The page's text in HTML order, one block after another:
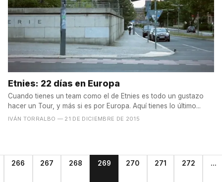
Etnies: 22 días en Europa
Cuando tienes un team como el de Etnies es todo un gustazo
hacer un Tour, y más si es por Europa. Aquí tienes lo último...
IVÁN TORRALBO — 21 DE DICIEMBRE DE 2015
266 267 268 269 270 271 272 ...